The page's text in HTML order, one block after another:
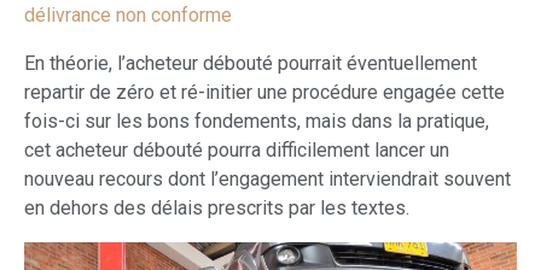
délivrance non conforme
En théorie, l’acheteur débouté pourrait éventuellement
repartir de zéro et ré-initier une procédure engagée cette
fois-ci sur les bons fondements, mais dans la pratique,
cet acheteur débouté pourra difficilement lancer un
nouveau recours dont l’engagement interviendrait souvent
en dehors des délais prescrits par les textes.